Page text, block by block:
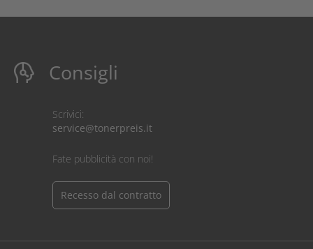
Consigli
Scrivici:
service@tonerpreis.it
Fate pubblicità con noi!
Recesso dal contratto